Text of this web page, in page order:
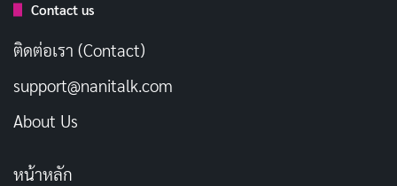
Contact us
ติดต่อเรา (Contact)
support@nanitalk.com
About Us
หน้าหลัก